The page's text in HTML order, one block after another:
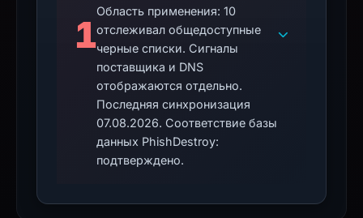
1
Область применения: 10
отслеживал общедоступные
черные списки. Сигналы
поставщика и DNS
отображаются отдельно.
Последняя синхронизация
07.08.2026. Соответствие базы
данных PhishDestroy:
подтверждено.